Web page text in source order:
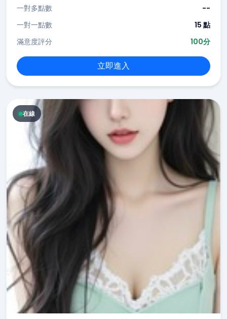
一對多點數
--
一對一點數
15 點
滿意度評分
100分
立即進入
在線